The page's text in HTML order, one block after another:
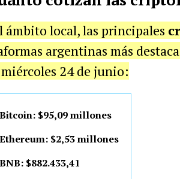
ámbito local, las principales
argentinas más
24 de junio:
Bitcoin: $95,09 millones
Ethereum: $2,53 millones
BNB: $882.433,41